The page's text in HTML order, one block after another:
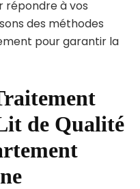
répondre à vos
des méthodes
pour garantir la
de Qualité